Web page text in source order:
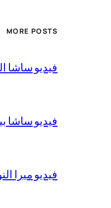
MORE POSTS
فيديو ساشا
فيديو ساشا بيرل في
فيديو ميرا النوري